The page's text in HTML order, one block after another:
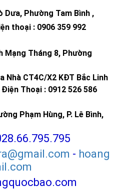
trờiBH 5 năm chỉ từ
Dưa, Phường Tam Bình ,
thoại : 0906 359 992
Mạng Tháng 8, Phường
Nhà CT4C/X2 KĐT Bắc Linh
Điện Thoại : 0912 526 586
Phạm Hùng, P. Lê Bình,
- hoang